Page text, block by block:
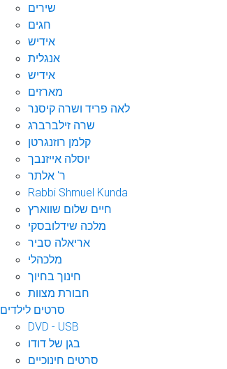
שירים
חגים
אידיש
אנגלית
אידיש
מארזים
לאה פריד ושרה קיסנר
שרה זילברברג
קלמן רוזנגרטן
יוסלה אייזנבך
ר' אלתר
Rabbi Shmuel Kunda
חיים שלום שווארץ
מלכה שידלובסקי
אריאלה סביר
מלכהלי
חינוך בחיוך
חבורת מצוות
סרטים לילדים
DVD - USB
בגן של דודו
סרטים חינוכיים